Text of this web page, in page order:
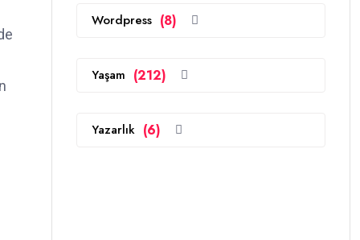
Wordpress (8)
Yaşam (212)
Yazarlık (6)